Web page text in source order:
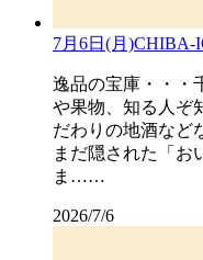
7月6日(月)CHIBA-
逸品の宝庫・・・
や果物、知る人ぞ
だわりの地酒など
まだ隠された「お
ま……
2026/7/6